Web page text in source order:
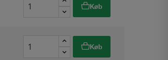
Køb
Køb